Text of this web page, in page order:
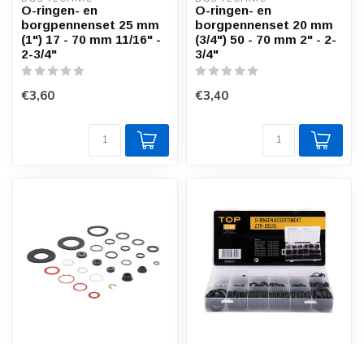
O-ringen- en
borgpennenset 25 mm
(1") 17 - 70 mm 11/16" -
2-3/4"
€3,60
O-ringen- en
borgpennenset 20 mm
(3/4") 50 - 70 mm 2" - 2-
3/4"
€3,40